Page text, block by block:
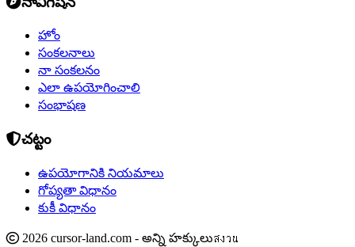
హోం
సంకలనాలు
నా సంకలనం
ఎలా ఉపయోగించాలి
సంభాషణ
చట్టం
ఉపయోగానికి నియమాలు
గోప్యతా విధానం
కుకీ విధానం
2026 cursor-land.com - అన్ని హక్కులుสงวน